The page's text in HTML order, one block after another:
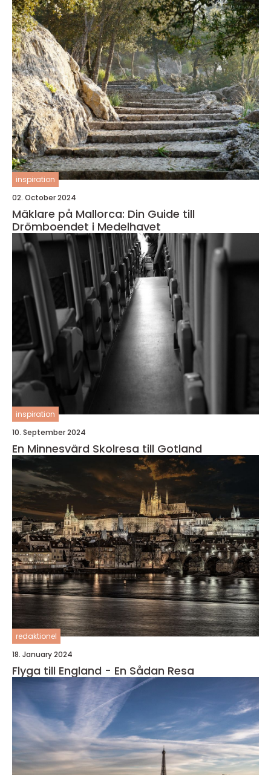
inspiration
02. October 2024
Mäklare på Mallorca: Din Guide till
Drömboendet i Medelhavet
inspiration
10. September 2024
En Minnesvärd Skolresa till Gotland
redaktionel
18. January 2024
Flyga till England - En Sådan Resa